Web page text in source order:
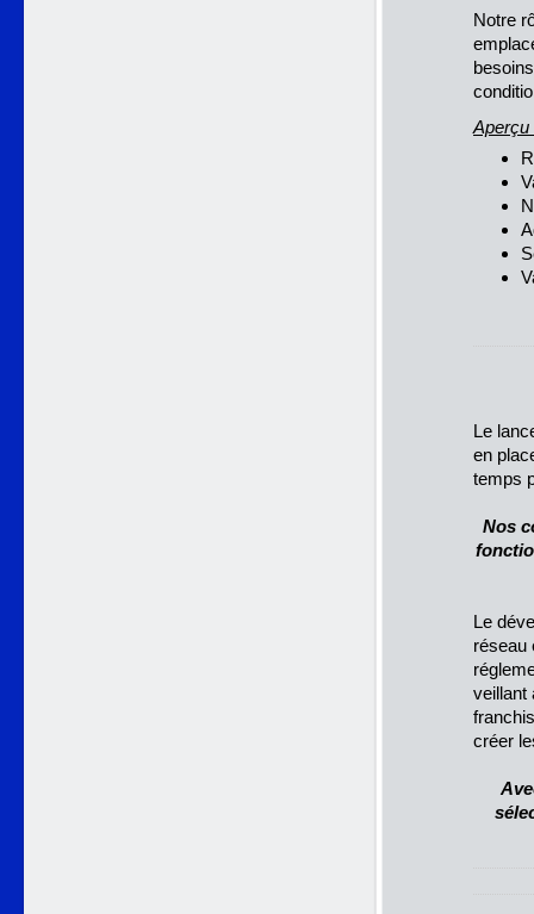
Notre
Aperçu
Le
en
temps
Nos
Le
réseau
veillant
créer